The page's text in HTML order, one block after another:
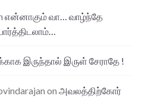
என்னாகும் வா… வாழ்ந்தே
இருந்தால் இருள் சேராதே !
on அவலத்திற்கோர்